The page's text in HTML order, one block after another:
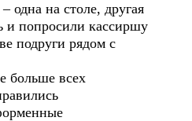
одна на столе, другая
и попросили кассиршу
подруги рядом с
больше всех